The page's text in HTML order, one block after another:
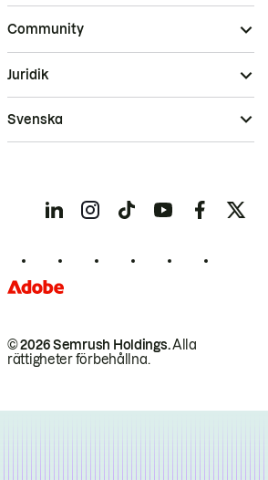
Community
© 2026 Semrush Holdings.Alla
rättigheter förbehållna.
Juridik
Svenska